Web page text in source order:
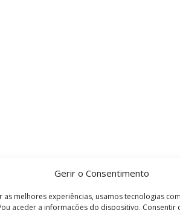
Gerir o Consentimento
as melhores experiências, usamos tecnologias
aceder a informações do dispositivo. Consentir